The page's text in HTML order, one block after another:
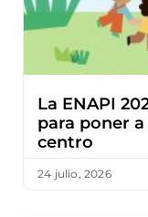
La ENAPI
para poner
centro
24 julio, 2026